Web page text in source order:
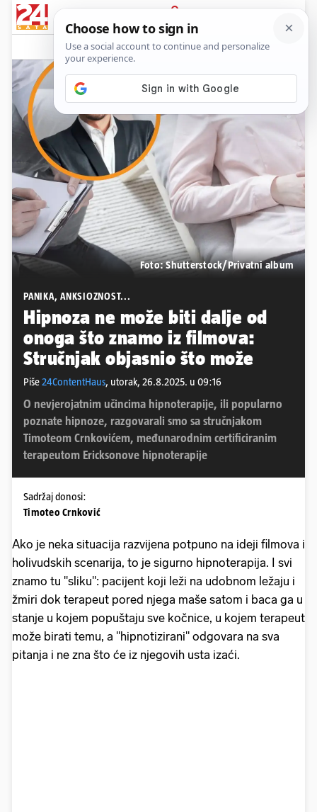
PRIJAVA
Native sadržaj Komentari
Foto: Shutterstock/Privatni album
PANIKA, ANKSIOZNOST...
Hipnoza ne može biti dalje od
onoga što znamo iz filmova:
Stručnjak objasnio što može
Piše24ContentHaus, utorak, 26.8.2025. u 09:16
O nevjerojatnim učincima hipnoterapije, ili popularno
poznate hipnoze, razgovarali smo sa stručnjakom
Timoteom Crnkovićem, međunarodnim certificiranim
terapeutom Ericksonove hipnoterapije
Sadržaj donosi:
Timoteo Crnković
Ako je neka situacija razvijena potpuno na ideji filmova i
holivudskih scenarija, to je sigurno hipnoterapija. I svi
znamo tu "sliku": pacijent koji leži na udobnom ležaju i
žmiri dok terapeut pored njega maše satom i baca ga u
stanje u kojem popuštaju sve kočnice, u kojem terapeut
može birati temu, a "hipnotizirani" odgovara na sva
pitanja i ne zna što će iz njegovih usta izaći.